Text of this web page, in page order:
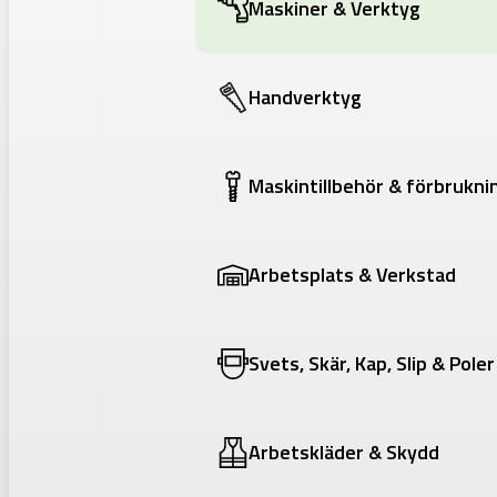
Maskiner & Verktyg
Handverktyg
Maskintillbehör &
Arbetsplats & Verkstad
Svets, Skär, Kap, Slip & Poler
Arbetskläder & Skydd